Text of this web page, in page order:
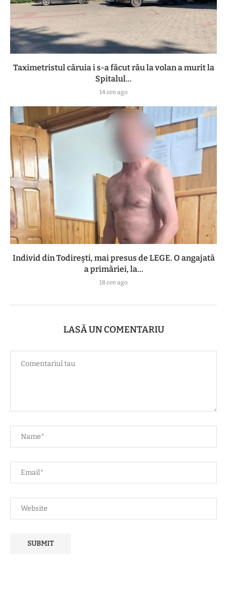
Taximetristul căruia i s-a făcut rău la volan a murit la
Spitalul...
14 ore ago
Individ din Todirești, mai presus de LEGE. O angajată
a primăriei, la...
18 ore ago
LASĂ UN COMENTARIU